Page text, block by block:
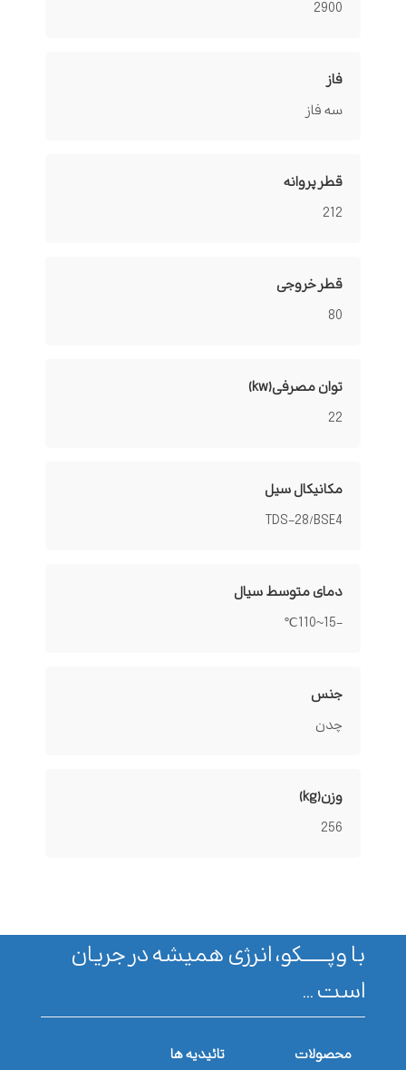
2900
فاز
سه فاز
قطر پروانه
212
قطر خروجی
80
توان مصرفی(kw)
22
مکانیکال سیل
TDS-28/BSE4
دمای متوسط سیال
-15~110℃
جنس
چدن
وزن(kg)
256
با وپـــــــکو، انرژی همیشه در جریان
است ...
محصولات
تائیدیه ها